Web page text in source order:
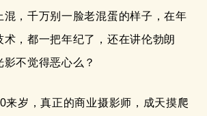
混，千万别一脸老混蛋的样子，在年
术，都一把年纪了，还在讲伦勃朗
不觉得恶心么？
来岁，真正的商业摄影师，成天摸爬